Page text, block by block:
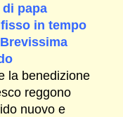
papa
in tempo
la benedizione
reggono
nuovo e